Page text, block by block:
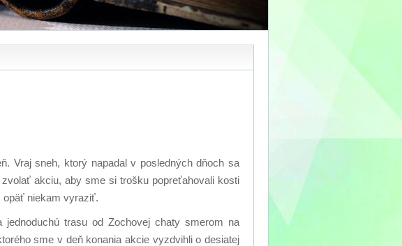
Vraj sneh, ktorý napadal v posledných dňoch sa
akciu, aby sme si trošku popreťahovali kosti
opäť niekam vyraziť.
trasu od Zochovej chaty smerom na
sme v deň konania akcie vyzdvihli o desiatej